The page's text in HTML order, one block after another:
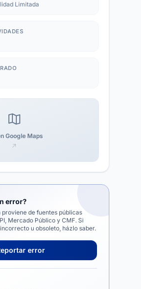
Limitada
Google Maps
error?
proviene de fuentes públicas
Mercado Público y CMF. Si
u obsoleto, házlo saber.
error